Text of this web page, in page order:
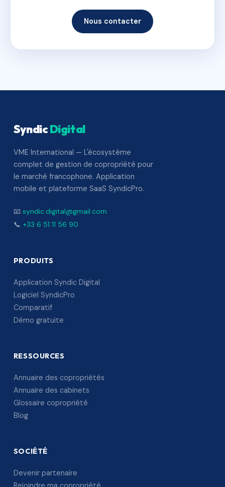
Nous contacter
SyndicDigital
VME International — L'écosystème
complet de gestion de copropriété pour
le marché francophone. Application
mobile et plateforme SaaS SyndicPro.
📧 syndic.digital@gmail.com
📞 +33 6 51 11 56 90
PRODUITS
Application Syndic Digital
Logiciel SyndicPro
Comparatif
Démo gratuite
RESSOURCES
Annuaire des copropriétés
Annuaire des cabinets
Glossaire copropriété
Blog
SOCIÉTÉ
Devenir partenaire